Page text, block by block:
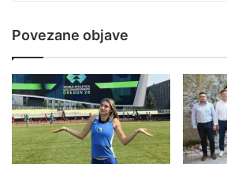
Povezane objave